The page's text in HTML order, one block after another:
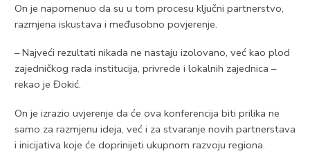
On je napomenuo da su u tom procesu ključni partnerstvo,
razmjena iskustava i međusobno povjerenje.
– Najveći rezultati nikada ne nastaju izolovano, već kao plod
zajedničkog rada institucija, privrede i lokalnih zajednica –
rekao je Đokić.
On je izrazio uvjerenje da će ova konferencija biti prilika ne
samo za razmjenu ideja, već i za stvaranje novih partnerstava
i inicijativa koje će doprinijeti ukupnom razvoju regiona.